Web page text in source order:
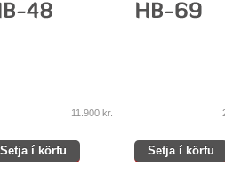
11.900 kr.
Setja í körfu Setja í körfu